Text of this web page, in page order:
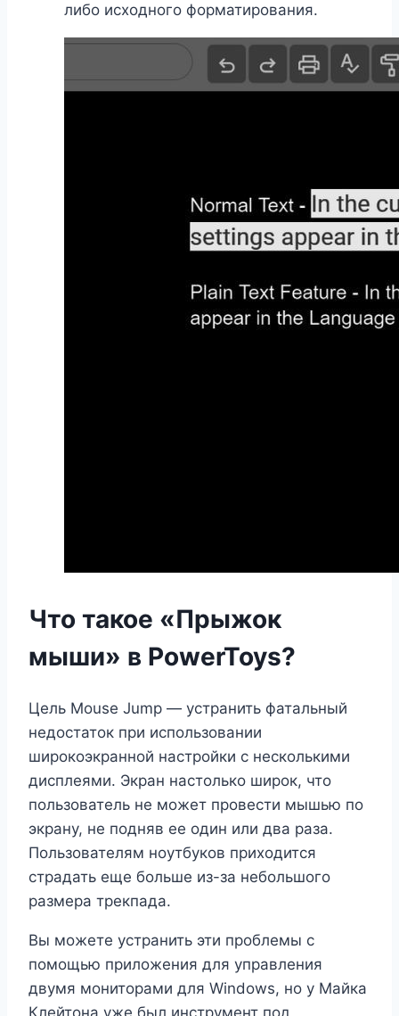
либо исходного форматирования.
Что такое «Прыжок
мыши» в PowerToys?
Цель Mouse Jump — устранить фатальный
недостаток при использовании
широкоэкранной настройки с несколькими
дисплеями. Экран настолько широк, что
пользователь не может провести мышью по
экрану, не подняв ее один или два раза.
Пользователям ноутбуков приходится
страдать еще больше из-за небольшого
размера трекпада.
Вы можете устранить эти проблемы с
помощью приложения для управления
двумя мониторами для Windows, но у Майка
Клейтона уже был инструмент под